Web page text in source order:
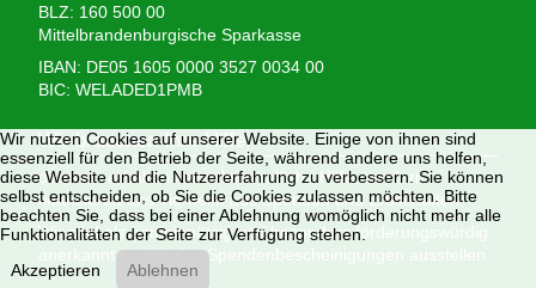
BLZ: 160 500 00
Mittelbrandenburgische Sparkasse
IBAN: DE05 1605 0000 3527 0034 00
BIC: WELADED1PMB
Wir brauchen Ihre Hilfe,
denn wir erhalten keinerlei staatliche Hilfe, sondern
finanzieren das Tierheim aus Spenden und Erbschaften.
Wir sind als gemeinnützig und besonders förderungswürdig
anerkannt und dürfen Spendenbescheinigungen ausstellen.
Wir nutzen Cookies auf unserer Website. Einige von ihnen sind
essenziell für den Betrieb der Seite, während andere uns helfen,
diese Website und die Nutzererfahrung zu verbessern. Sie können
selbst entscheiden, ob Sie die Cookies zulassen möchten. Bitte
beachten Sie, dass bei einer Ablehnung womöglich nicht mehr alle
Funktionalitäten der Seite zur Verfügung stehen.
Akzeptieren
Ablehnen